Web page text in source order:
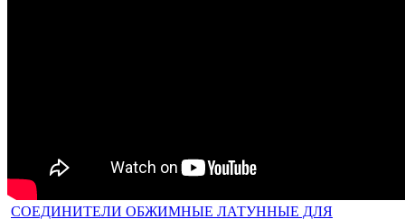
СОЕДИНИТЕЛИ ОБЖИМНЫЕ ЛАТУННЫЕ ДЛЯ